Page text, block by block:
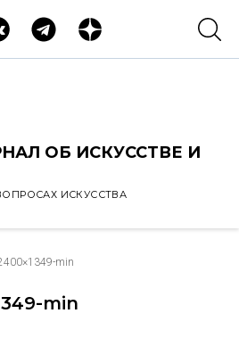
ОБ ИСКУССТВЕ И
ИСКУССТВА
min
min